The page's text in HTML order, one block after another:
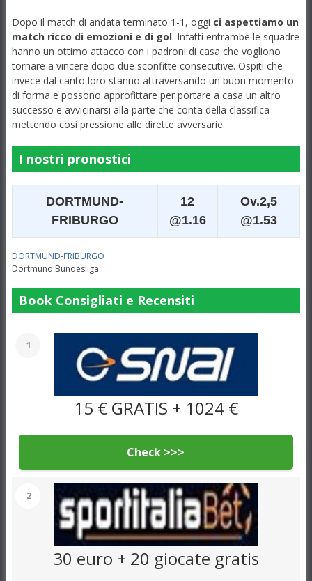
Dopo il match di andata terminato 1-1, oggi ci aspettiamo un
match ricco di emozioni e di gol. Infatti entrambe le squadre
hanno un ottimo attacco con i padroni di casa che vogliono
tornare a vincere dopo due sconfitte consecutive. Ospiti che
invece dal canto loro stanno attraversando un buon momento
di forma e possono approfittare per portare a casa un altro
successo e avvicinarsi alla parte che conta della classifica
mettendo così pressione alle dirette avversarie.
I nostri pronostici
DORTMUND-
FRIBURGO
12
@1.16
Ov.2,5
@1.53
DORTMUND-FRIBURGO
Dortmund Bundesliga
Book Consigliati e Recensiti
1
15 € GRATIS + 1024 €
Check >>>
2
30 euro + 20 giocate gratis